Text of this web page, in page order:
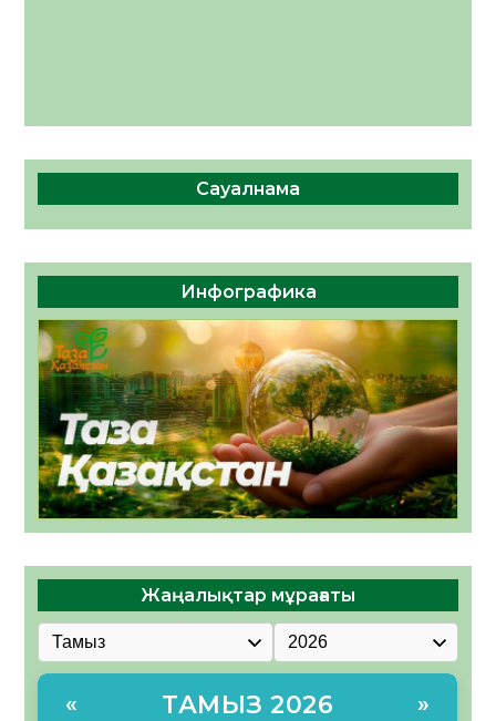
Сауалнама
Инфографика
Жаңалықтар мұрағаты
« ТАМЫЗ 2026 »